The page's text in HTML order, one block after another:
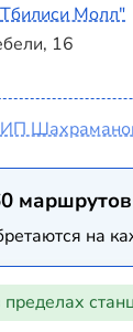
Молл"
16
ИП
на